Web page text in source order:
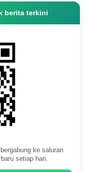
berita terkini
ke saluran
setiap hari.